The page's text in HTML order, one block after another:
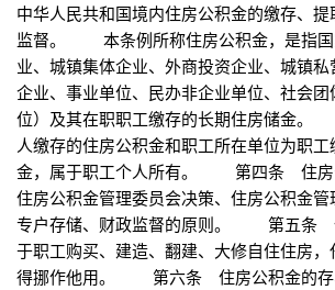
中华人民共和国境内住房公积金的缴存、
监督。 本条例所称住房公积金，是指国
业、城镇集体企业、外商投资企业、城镇
企业、事业单位、民办非企业单位、社会
位）及其在职职工缴存的长期住房储金
人缴存的住房公积金和职工所在单位为职
金，属于职工个人所有。 第四条 住房
住房公积金管理委员会决策、住房公积金
专户存储、财政监督的原则。 第五条
于职工购买、建造、翻建、大修自住住房
得挪作他用。 第六条 住房公积金的存